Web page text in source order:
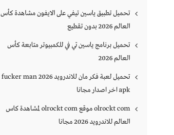
تحميل تطبيق ياسين تيفي على الايفون مشاهدة كأس
العالم 2026 بدون تقطيع
تحميل برنامج ياسين تي في للكمبيوتر متابعة كأس
العالم 2026
تحميل لعبة فكر مان للاندرويد 2026 fucker man
apk اخر اصدار مجانا
olrockt com موقع olrockt com لمشاهدة كاس
العالم للاندرويد 2026 مجانا